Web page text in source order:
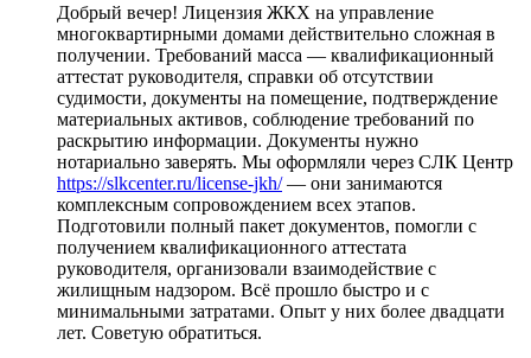
Добрый вечер! Лицензия ЖКХ на управление
многоквартирными домами действительно сложная в
получении. Требований масса — квалификационный
аттестат руководителя, справки об отсутствии
судимости, документы на помещение, подтверждение
материальных активов, соблюдение требований по
раскрытию информации. Документы нужно
нотариально заверять. Мы оформляли через СЛК Центр
https://slkcenter.ru/license-jkh/— они занимаются
комплексным сопровождением всех этапов.
Подготовили полный пакет документов, помогли с
получением квалификационного аттестата
руководителя, организовали взаимодействие с
жилищным надзором. Всё прошло быстро и с
минимальными затратами. Опыт у них более двадцати
лет. Советую обратиться.